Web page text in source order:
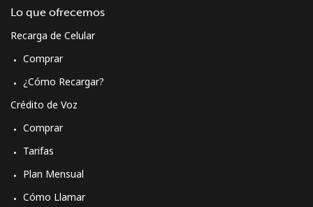
Lo que ofrecemos
Recarga de Celular
Comprar
¿Cómo Recargar?
Crédito de Voz
Comprar
Tarifas
Plan Mensual
Cómo Llamar